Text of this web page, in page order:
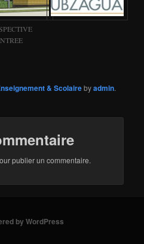
& Scolairebyadmin.
publier un commentaire.
by WordPress